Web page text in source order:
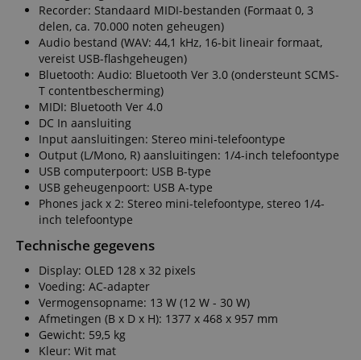
Recorder: Standaard MIDI-bestanden (Formaat 0, 3
delen, ca. 70.000 noten geheugen)
Audio bestand (WAV: 44,1 kHz, 16-bit lineair formaat,
vereist USB-flashgeheugen)
Bluetooth: Audio: Bluetooth Ver 3.0 (ondersteunt SCMS-
T contentbescherming)
MIDI: Bluetooth Ver 4.0
DC In aansluiting
Input aansluitingen: Stereo mini-telefoontype
Output (L/Mono, R) aansluitingen: 1/4-inch telefoontype
USB computerpoort: USB B-type
USB geheugenpoort: USB A-type
Phones jack x 2: Stereo mini-telefoontype, stereo 1/4-
inch telefoontype
Technische gegevens
Display: OLED 128 x 32 pixels
Voeding: AC-adapter
Vermogensopname: 13 W (12 W - 30 W)
Afmetingen (B x D x H): 1377 x 468 x 957 mm
Gewicht: 59,5 kg
Kleur: Wit mat